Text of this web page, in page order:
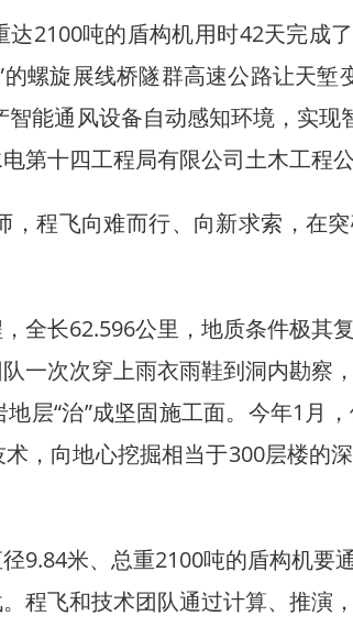
吨的盾构机用时42天完成
螺旋展线桥隧群高速公路让天
能通风设备自动感知环境，实
第十四工程局有限公司土木工程
程飞向难而行、向新求索，在突
长62.596公里，地质条件极其
一次次穿上雨衣雨鞋到洞内勘察
层“治”成坚固施工面。今年1月
，向地心挖掘相当于300层楼的
米、总重2100吨的盾构机要
程飞和技术团队通过计算、推演